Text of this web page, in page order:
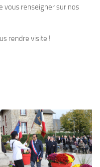
vous renseigner sur nos
rendre visite !